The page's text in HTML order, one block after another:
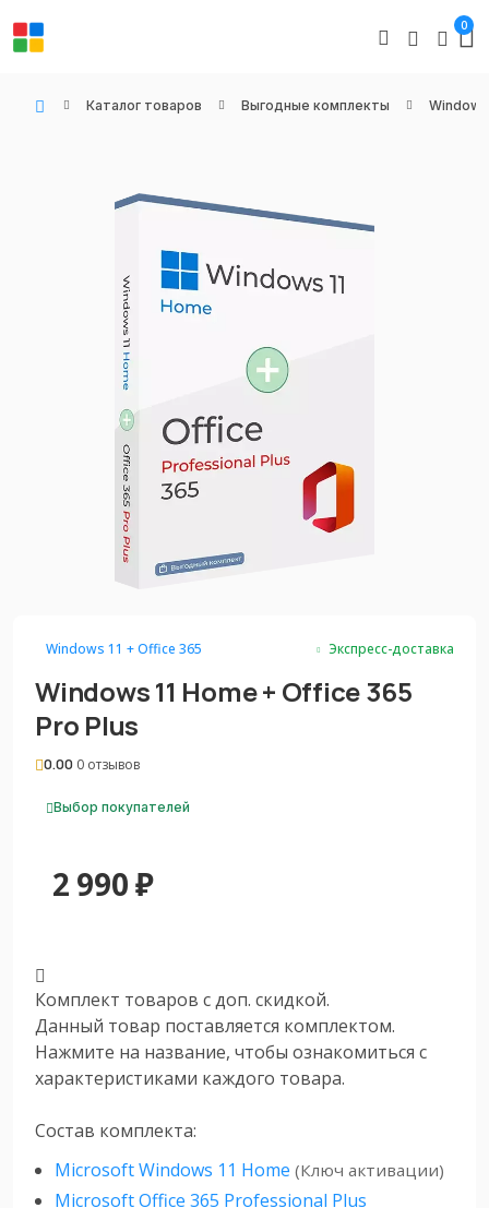
0
Каталог товаров Выгодные комплекты
Windows 11 + Office 365 Экспресс-доставка
Windows 11 Home + Office 365
Pro Plus
0.00 0 отзывов
Выбор покупателей
2 990₽
Комплект товаров с доп. скидкой.
Данный товар поставляется комплектом.
Нажмите на название, чтобы ознакомиться с
характеристиками каждого товара.
Состав комплекта:
Microsoft Windows 11 Home (Ключ активации)
Microsoft Office 365 Professional Plus